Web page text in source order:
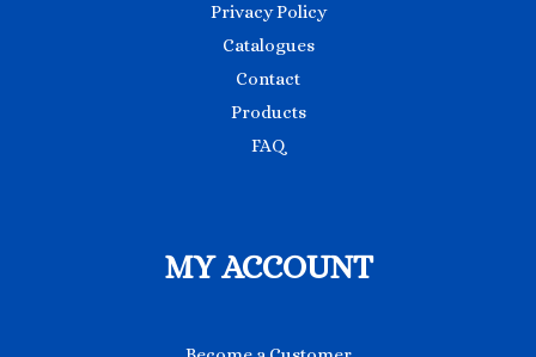
Privacy Policy
Catalogues
Contact
Products
FAQ
MY ACCOUNT